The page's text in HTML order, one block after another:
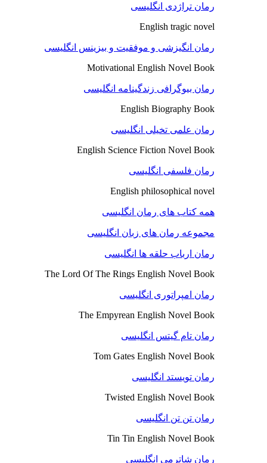
رمان تراژدی انگلیسی
English tragic novel
رمان انگیزشی و موفقیت و بیزینس انگلیسی
Motivational English Novel Book
رمان بیوگرافی زندگینامه انگلیسی
English Biography Book
رمان علمی تخیلی انگلیسی
English Science Fiction Novel Book
رمان فلسفی انگلیسی
English philosophical novel
همه کتاب های رمان انگلیسی
مجموعه رمان های زبان انگلیسی
رمان ارباب حلقه ها انگلیسی
The Lord Of The Rings English Novel Book
رمان امپراتوری انگلیسی
The Empyrean English Novel Book
رمان تام گیتس انگلیسی
Tom Gates English Novel Book
رمان تویستد انگلیسی
Twisted English Novel Book
رمان تن تن انگلیسی
Tin Tin English Novel Book
رمان شاترمی انگلیسی